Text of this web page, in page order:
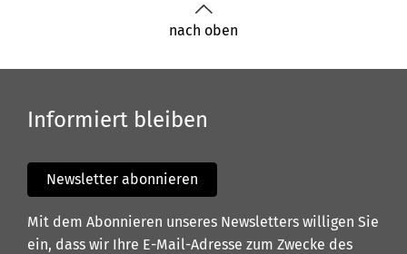
nach oben
Informiert bleiben
Newsletter abonnieren
Mit dem Abonnieren unseres Newsletters willigen Sie
ein, dass wir Ihre E-Mail-Adresse zum Zwecke des